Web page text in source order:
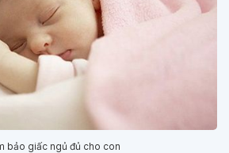
bảo giấc ngủ đủ cho con